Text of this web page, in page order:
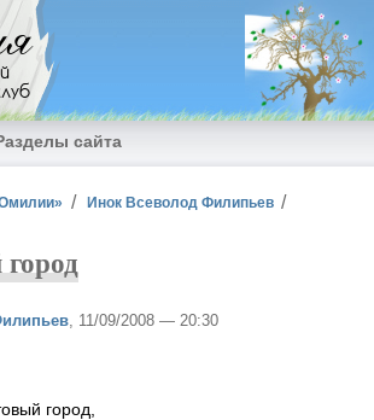
содержанию
сайта
Инок Всеволод Филипьев
, 11/09/2008 — 20:30
город,